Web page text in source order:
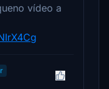
vídeo a